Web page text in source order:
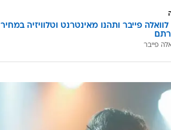
פייבר ותהנו מאינטרנט וטלוויזיה במחיר
פייבר